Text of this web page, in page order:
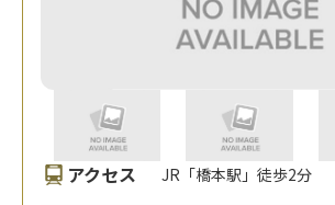
アクセス JR「橋本駅」徒歩2分